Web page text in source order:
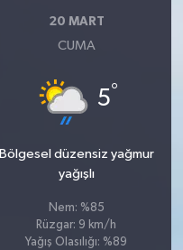
20 MART
CUMA
5°
Bölgesel düzensiz yağmur
yağışlı
Nem: %85
Rüzgar: 9 km/h
Yağış Olasılığı: %89